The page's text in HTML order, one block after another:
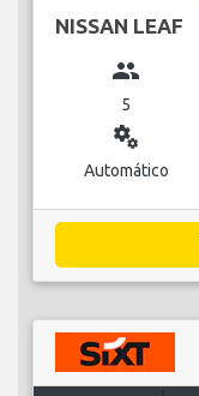
NISSAN LEAF
group
5
miscellaneous_services
Automático